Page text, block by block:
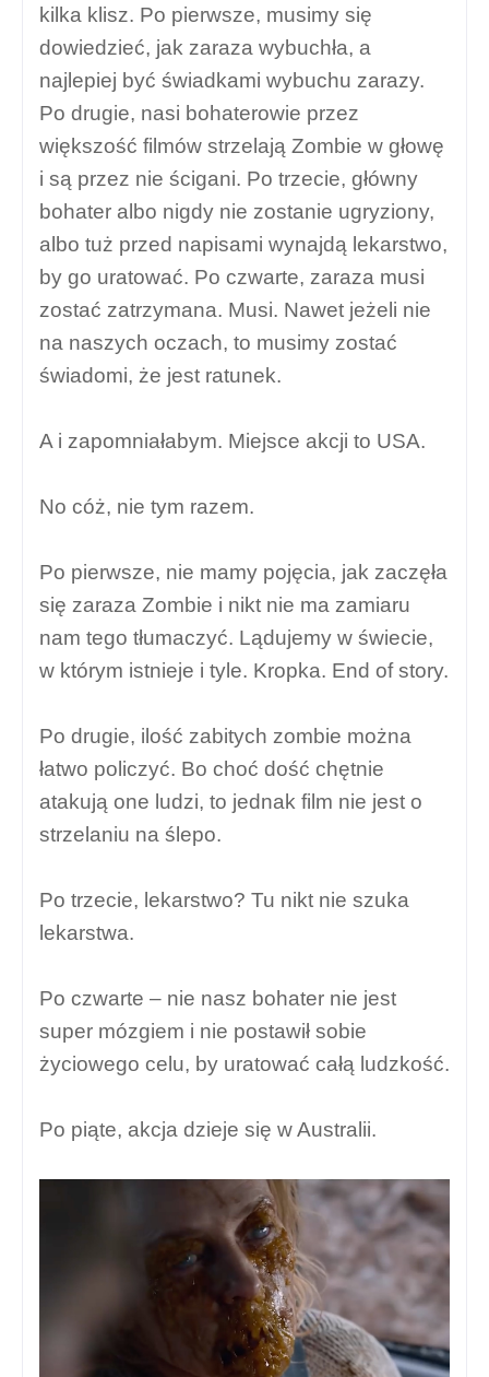
kilka klisz. Po pierwsze, musimy się
dowiedzieć, jak zaraza wybuchła, a
najlepiej być świadkami wybuchu zarazy.
Po drugie, nasi bohaterowie przez
większość filmów strzelają Zombie w głowę
i są przez nie ścigani. Po trzecie, główny
bohater albo nigdy nie zostanie ugryziony,
albo tuż przed napisami wynajdą lekarstwo,
by go uratować. Po czwarte, zaraza musi
zostać zatrzymana. Musi. Nawet jeżeli nie
na naszych oczach, to musimy zostać
świadomi, że jest ratunek.
A i zapomniałabym. Miejsce akcji to USA.
No cóż, nie tym razem.
Po pierwsze, nie mamy pojęcia, jak zaczęła
się zaraza Zombie i nikt nie ma zamiaru
nam tego tłumaczyć. Lądujemy w świecie,
w którym istnieje i tyle. Kropka. End of story.
Po drugie, ilość zabitych zombie można
łatwo policzyć. Bo choć dość chętnie
atakują one ludzi, to jednak film nie jest o
strzelaniu na ślepo.
Po trzecie, lekarstwo? Tu nikt nie szuka
lekarstwa.
Po czwarte – nie nasz bohater nie jest
super mózgiem i nie postawił sobie
życiowego celu, by uratować całą ludzkość.
Po piąte, akcja dzieje się w Australii.